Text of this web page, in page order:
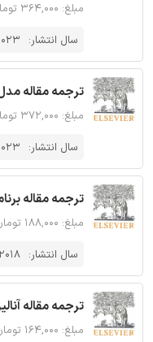
مبلغ: ۳۶۴,۰۰۰ تومان
سال انتشار:
ترجمه مقاله
مبلغ: ۳۷۲,۰۰۰ تومان
سال انتشار:
ترجمه مقاله
مبلغ: ۱۸۸,۰۰۰ تومان
سال انتشار: 2018
ترجمه مقاله
مبلغ: ۱۶۴,۰۰۰ تومان